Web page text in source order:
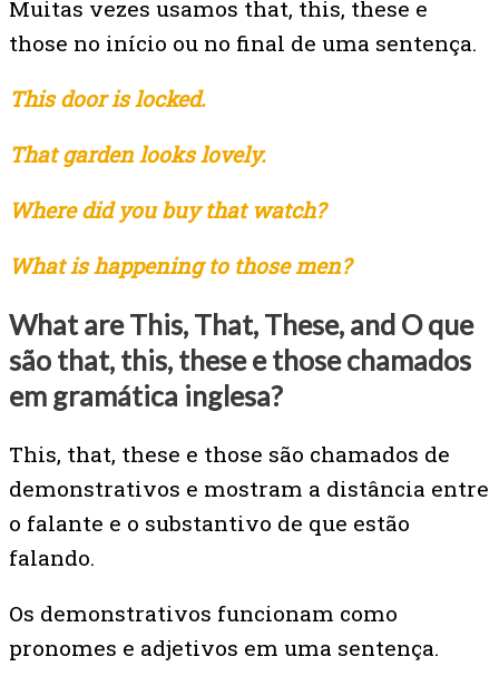
Muitas vezes usamos that, this, these e
those no início ou no final de uma sentença.
This door is locked.
That garden looks lovely.
Where did you buy that watch?
What is happening to those men?
What are This, That, These, and O que
são that, this, these e those chamados
em gramática inglesa?
This, that, these e those são chamados de
demonstrativos e mostram a distância entre
o falante e o substantivo de que estão
falando.
Os demonstrativos funcionam como
pronomes e adjetivos em uma sentença.